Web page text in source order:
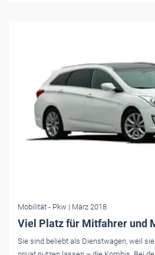
Mobilität - Pkw | März 2018
Viel Platz für Mitfahrer und
Sie sind beliebt als Dienstwagen, weil